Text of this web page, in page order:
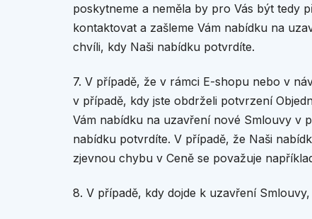
poskytneme a neměla by pro Vás být tedy
kontaktovat a zašleme Vám nabídku na
chvíli, kdy Naši nabídku potvrdíte.
7. V případě, že v rámci E-shopu nebo v
v případě, kdy jste obdrželi potvrzení
Vám nabídku na uzavření nové Smlouvy v
nabídku potvrdíte. V případě, že Naši
zjevnou chybu v Ceně se považuje
8. V případě, kdy dojde k uzavření